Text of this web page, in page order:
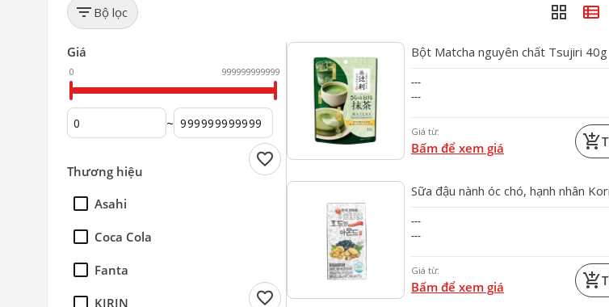
filter_list Bộ lọc grid_view view_list
Giá
0 999999999999
~
Thương hiệu
Asahi
Coca Cola
Fanta
KIRIN
Bột Matcha nguyên chất Tsujiri 40g
---
---
Giá từ:
Bấm để xem giá add_shopping_cart
favorite
Sữa đậu nành óc chó, hạnh nhân
Hàn Quốc ( 190ml*16 Hộp )
---
---
Giá từ:
Bấm để xem giá add_shopping_cart
favorite